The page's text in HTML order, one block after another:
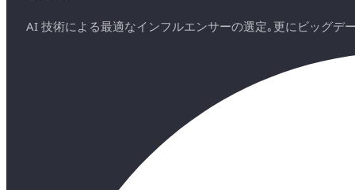
AI 技術による最適なインフルエンサーの選定｡更にビッグデ